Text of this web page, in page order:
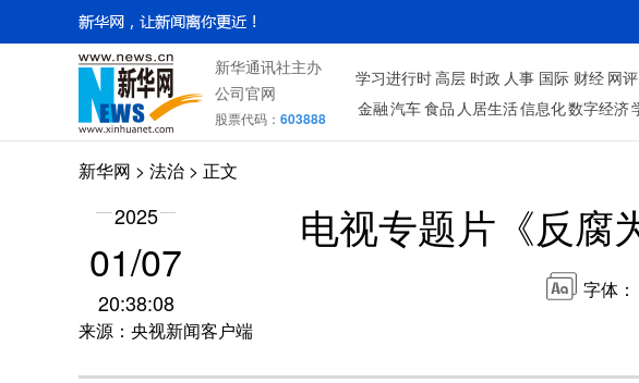
新华通讯社主办
公司官网
股票代码： 603888
学习进行时 高层 时政 人事 国际 财经 网评
金融 汽车 食品 人居生活信息化数字经济
新华网 > 法治 > 正文
2025
01/07
20:38:08
来源：央视新闻客户端
电视专题片《反腐
字体：